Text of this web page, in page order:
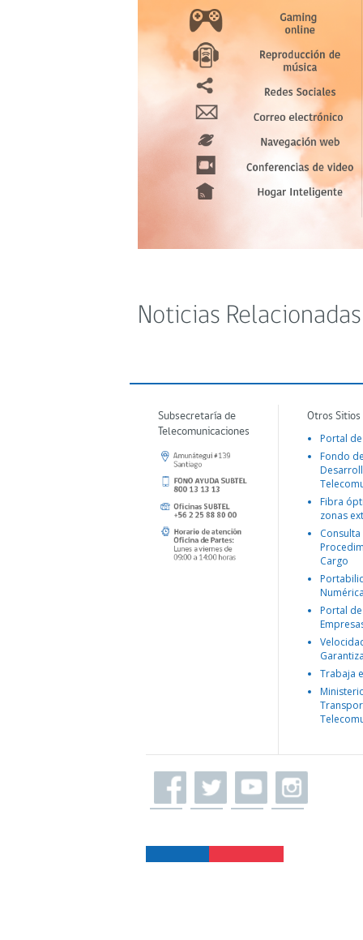
Noticias
Subsecretaría de
Telecomunicaciones
Otros
Portal
Fondo
Fibra
zonas
Consulta
Cargo
Portal
Trabaja